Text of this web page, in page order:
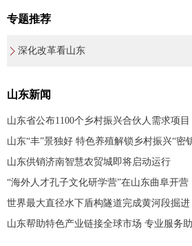
专题推荐
深化改革看山东
山东新闻
山东省公布1100个乡村振兴合伙人需求项目
山东“丰”景独好 特色养殖解锁乡村振兴“密
山东供销济南智慧农贸城即将启动运行
“海外人才孔子文化研学营”在山东曲阜开营
世界最大直径水下盾构隧道完成黄河段掘进
山东帮助特色产业链接全球市场 专业服务